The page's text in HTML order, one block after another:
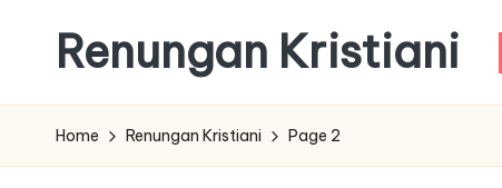
content
Renungan Kristiani
Home Renungan Kristiani Page 2